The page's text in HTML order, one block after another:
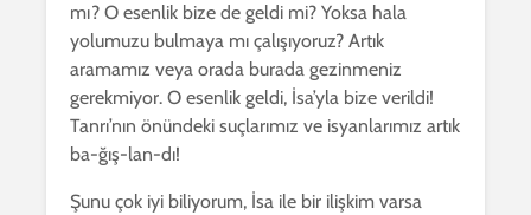
mı? O esenlik bize de geldi mi? Yoksa hala
yolumuzu bulmaya mı çalışıyoruz? Artık
aramamız veya orada burada gezinmeniz
gerekmiyor. O esenlik geldi, İsa’yla bize verildi!
Tanrı’nın önündeki suçlarımız ve isyanlarımız artık
ba-ğış-lan-dı!
Şunu çok iyi biliyorum, İsa ile bir ilişkim varsa